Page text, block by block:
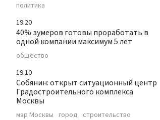
политика
19:20
40% зумеров готовы проработать в
одной компании максимум 5 лет
общество
19:10
Собянин: открыт ситуационный центр
Градостроительного комплекса
Москвы
мэр Москвы город строительство